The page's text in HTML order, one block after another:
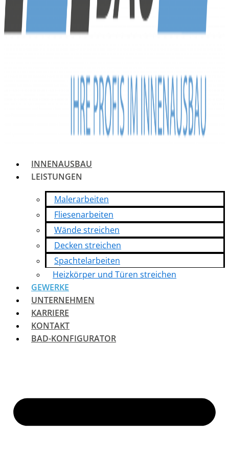
INNENAUSBAU
LEISTUNGEN
Malerarbeiten
Fliesenarbeiten
Wände streichen
Decken streichen
Spachtelarbeiten
Heizkörper und Türen streichen
GEWERKE
UNTERNEHMEN
KARRIERE
KONTAKT
BAD-KONFIGURATOR